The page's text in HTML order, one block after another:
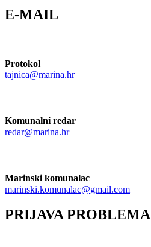
E-MAIL
Protokol
tajnica@marina.hr
Komunalni redar
redar@marina.hr
Marinski komunalac
marinski.komunalac@gmail.com
PRIJAVA PROBLEMA